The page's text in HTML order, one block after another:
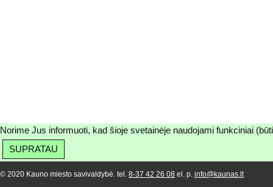
Norime Jus informuoti, kad šioje svetainėje naudojami funkciniai
SUPRATAU
© 2020 Kauno miesto savivaldybė. tel. 8-37 42 26 08 el. p. info@kaunas.lt